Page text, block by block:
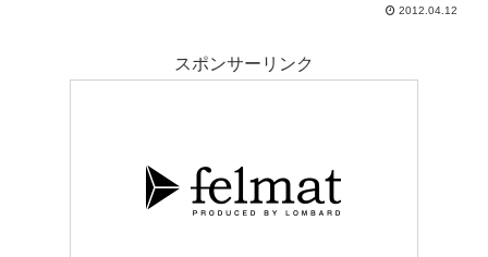
2012.04.12
スポンサーリンク